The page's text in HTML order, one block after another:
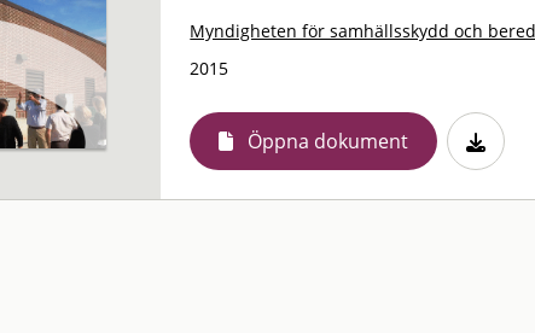
Myndigheten för samhällsskydd och
2015
Öppna dokument